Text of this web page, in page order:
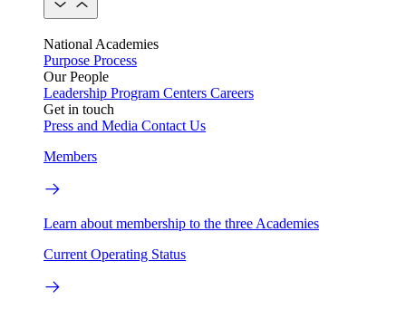
National Academies
Purpose Process
Our People
Leadership Program Centers Careers
Get in touch
Press and Media Contact Us
Members
Learn about membership to the three Academies
Current Operating Status